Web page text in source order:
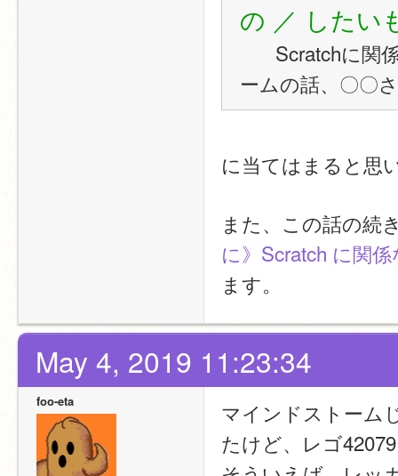
の ／ したい
ームの話、〇〇
に当てはまると思
また、この話の続
に》Scratch に関
ます。
May 4, 2019 11:23:34
foo-eta
マインドストーム
たけど、レゴ